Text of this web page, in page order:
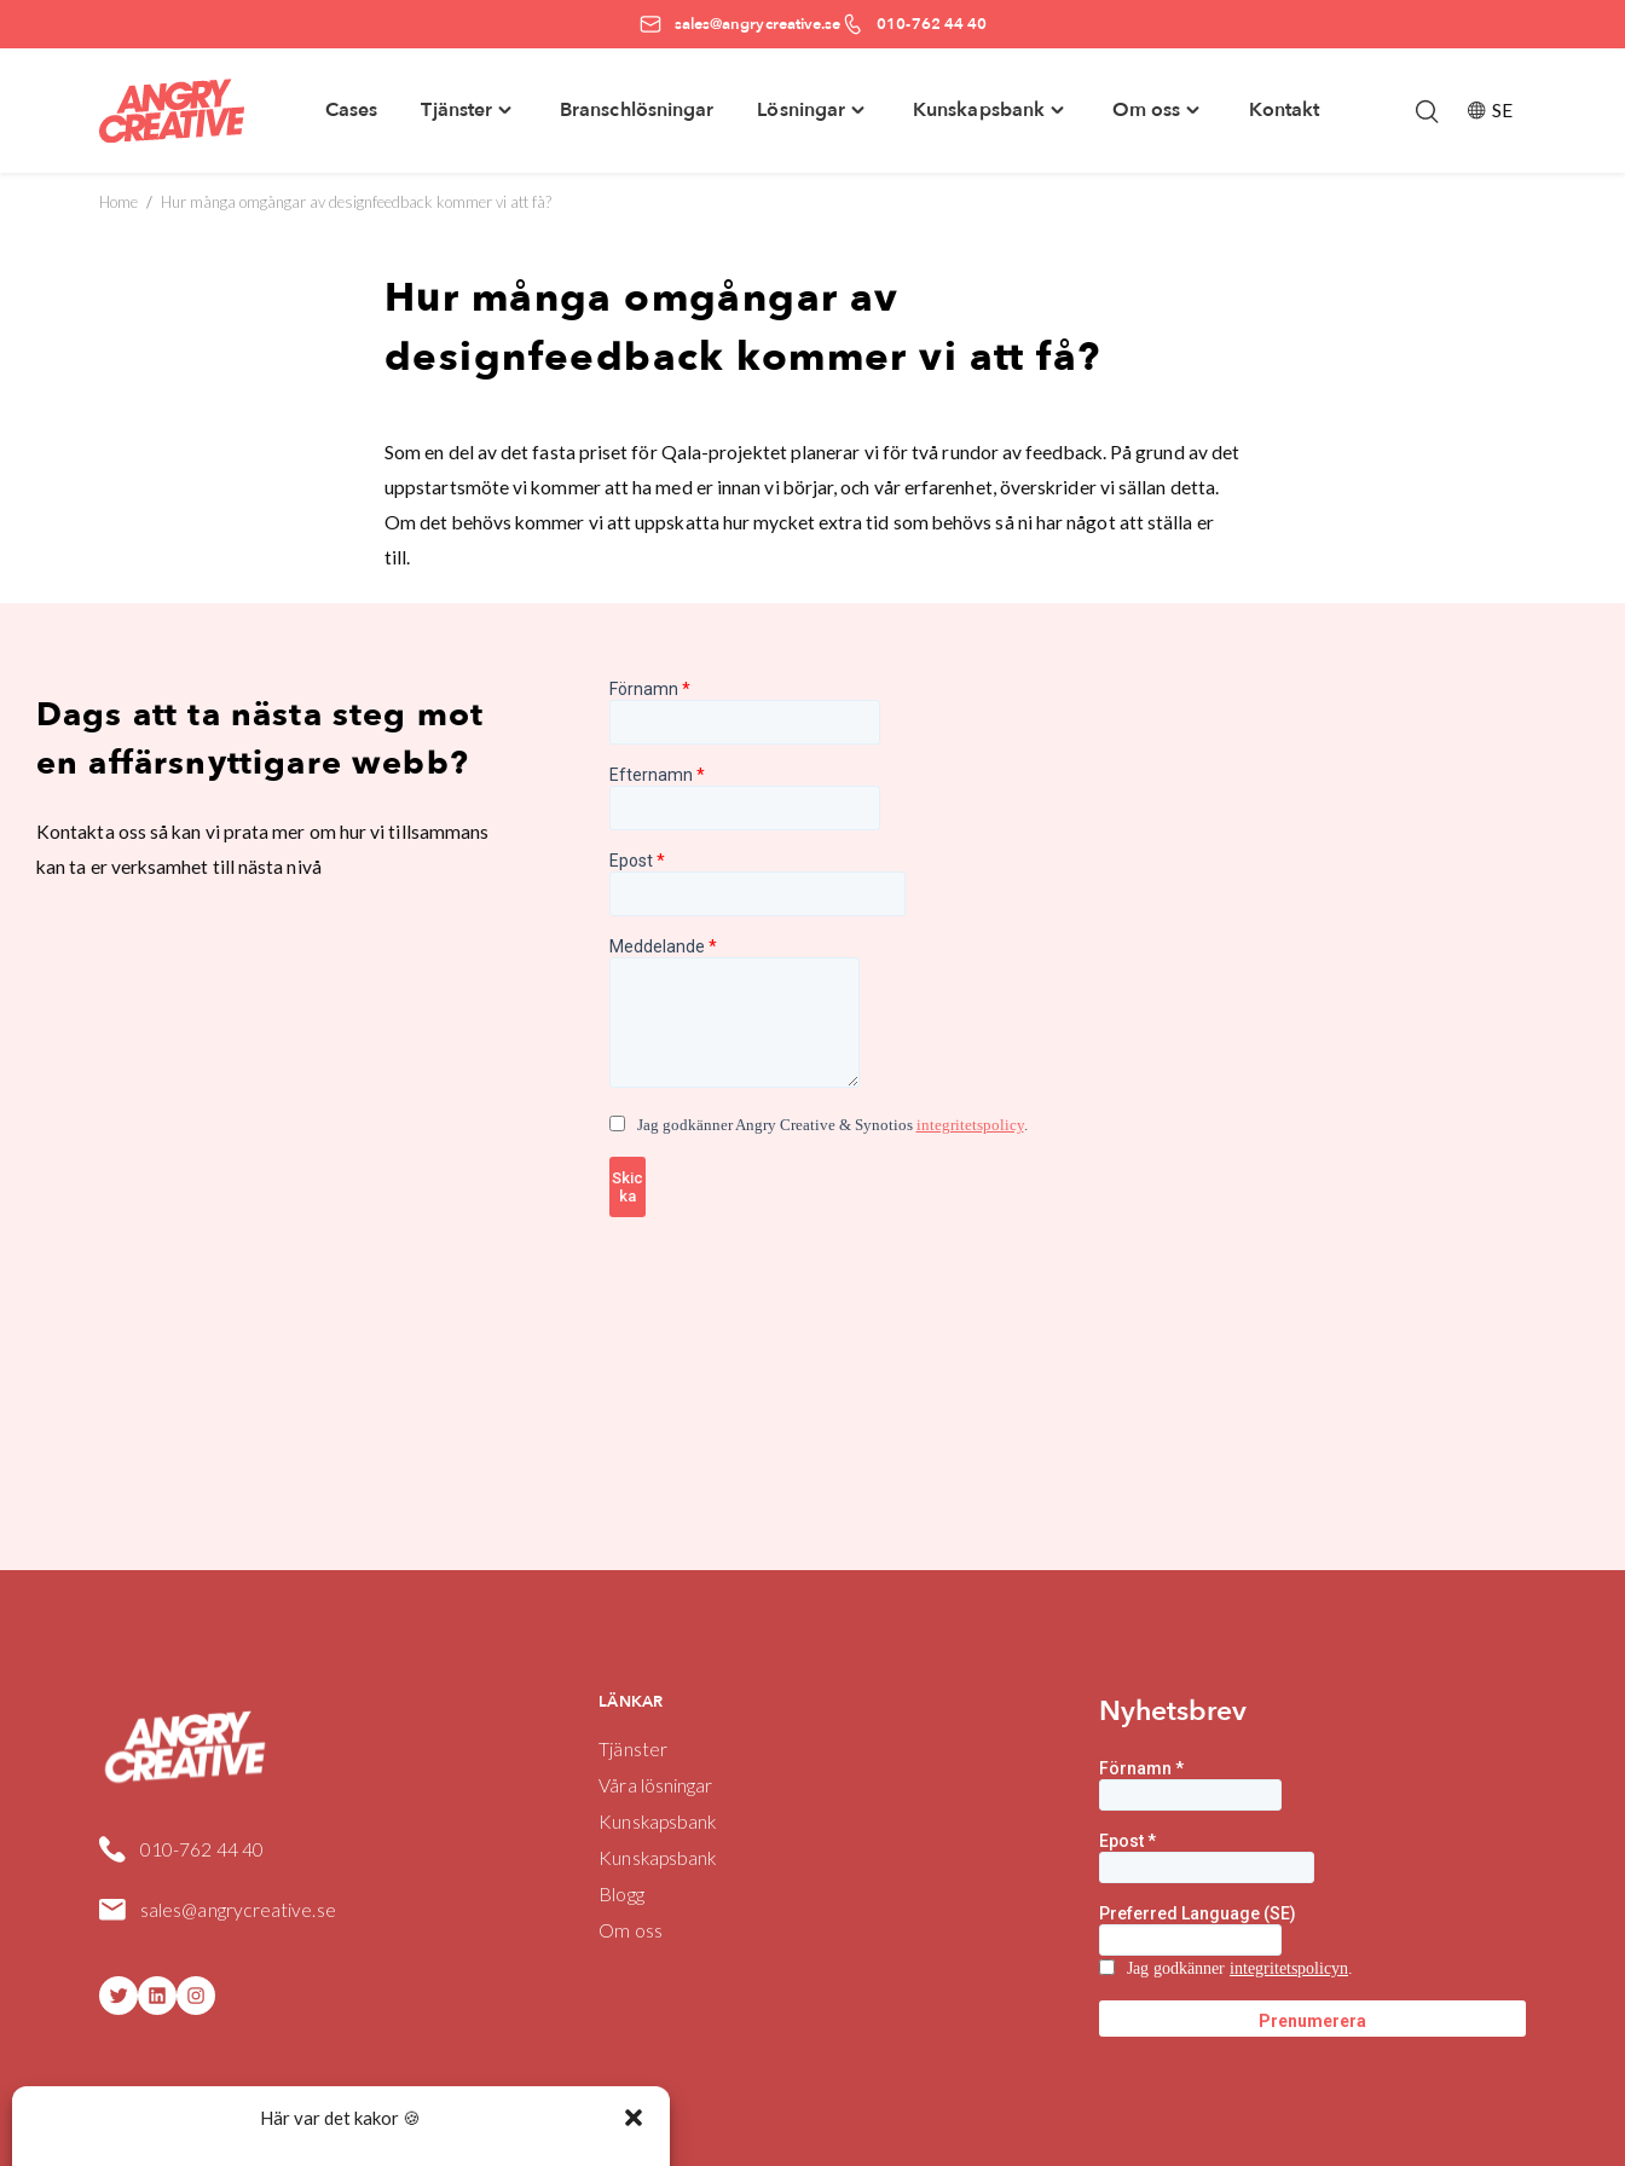
Här var det kakor 🍪
sales@angrycreative.se 010-762 44 40
Hoppa
till
Cases Tjänster Toggle
Branschlösningar Lösningar Toggle
KunskapsbankToggle
Om ossToggle
Kontakt SE
Home / Hur många omgångar av designfeedback kommer vi att få?
Hur många omgångar av
designfeedback kommer vi att få?
Som en del av det fasta priset för Qala-projektet planerar vi för två rundor av feedback. På grund av det
uppstartsmöte vi kommer att ha med er innan vi börjar, och vår erfarenhet, överskrider vi sällan detta.
Om det behövs kommer vi att uppskatta hur mycket extra tid som behövs så ni har något att ställa er
till.
Dags att ta nästa steg mot
en affärsnyttigare webb?
Kontakta oss så kan vi prata mer om hur vi tillsammans
kan ta er verksamhet till nästa nivå
010-762 44 40
sales@angrycreative.se
TwitterLinkedInInstagram
LÄNKAR
Tjänster
Våra lösningar
Kunskapsbank
Kunskapsbank
Blogg
Om oss
Nyhetsbrev